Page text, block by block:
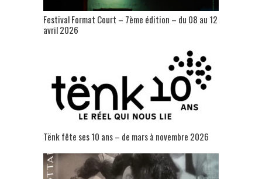
Festival Format Court – 7ème édition – du 08 au 12
avril 2026
Tënk fête ses 10 ans – de mars à novembre 2026